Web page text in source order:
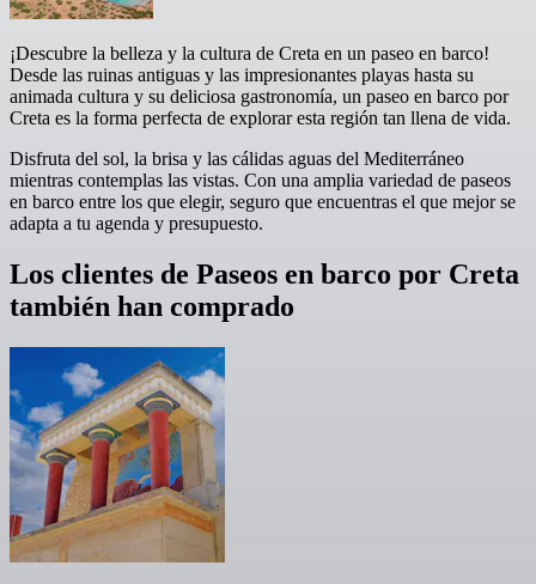
¡Descubre la belleza y la cultura de Creta en un paseo en barco!
Desde las ruinas antiguas y las impresionantes playas hasta su
animada cultura y su deliciosa gastronomía, un paseo en barco por
Creta es la forma perfecta de explorar esta región tan llena de vida.
Disfruta del sol, la brisa y las cálidas aguas del Mediterráneo
mientras contemplas las vistas. Con una amplia variedad de paseos
en barco entre los que elegir, seguro que encuentras el que mejor se
adapta a tu agenda y presupuesto.
Los clientes de Paseos en barco por Creta
también han comprado